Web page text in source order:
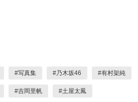
#写真集 #乃木坂46 #有村架純
#吉岡里帆 #土屋太鳳